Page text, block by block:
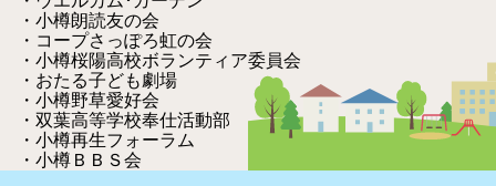
・小樽朗読友の会
・コープさっぽろ虹の会
・小樽桜陽高校ボランティア委員会
・おたる子ども劇場
・小樽野草愛好会
・双葉高等学校奉仕活動部
・小樽再生フォーラム
・小樽ＢＢＳ会